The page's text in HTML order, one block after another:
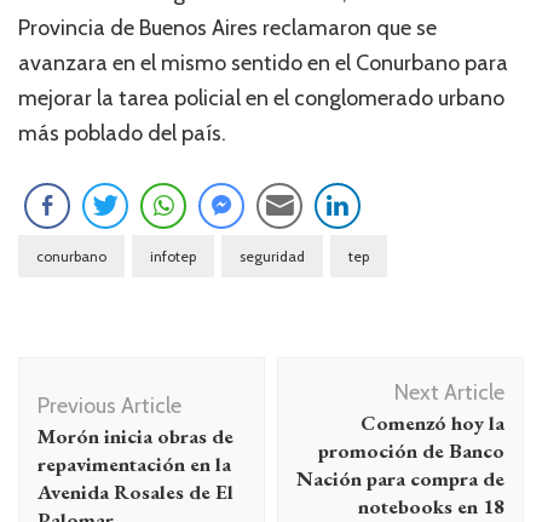
Provincia de Buenos Aires reclamaron que se
avanzara en el mismo sentido en el Conurbano para
mejorar la tarea policial en el conglomerado urbano
más poblado del país.
conurbano infotep seguridad tep
de
entradas
Previous Article
Morón inicia obras de
repavimentación en la
Avenida Rosales de El
Next Article
Comenzó hoy la
promoción de Banco
Nación para compra de
notebooks en 18